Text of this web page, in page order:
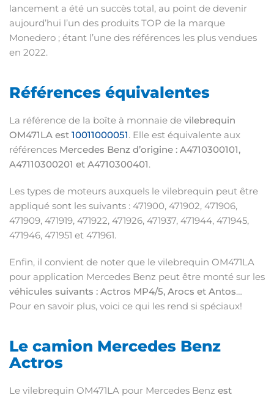
lancement a été un succès total, au point de devenir
aujourd’hui l’un des produits TOP de la marque
Monedero ; étant l’une des références les plus vendues
en 2022.
Références équivalentes
La référence de la boîte à monnaie de vilebrequin
OM471LA est 10011000051. Elle est équivalente aux
références Mercedes Benz d’origine : A4710300101,
A47110300201 et A4710300401.
Les types de moteurs auxquels le vilebrequin peut être
appliqué sont les suivants : 471900, 471902, 471906,
471909, 471919, 471922, 471926, 471937, 471944, 471945,
471946, 471951 et 471961.
Enfin, il convient de noter que le vilebrequin OM471LA
pour application Mercedes Benz peut être monté sur les
véhicules suivants : Actros MP4/5, Arocs et Antos…
Pour en savoir plus, voici ce qui les rend si spéciaux!
Le camion Mercedes Benz
Actros
Le vilebrequin OM471LA pour Mercedes Benz est